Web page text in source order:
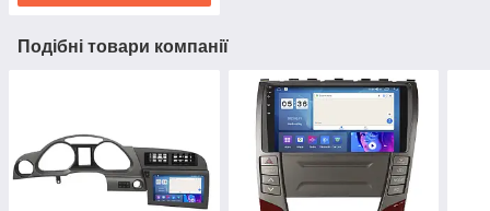
Подібні товари компанії